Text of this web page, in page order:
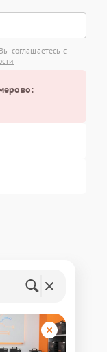
соглашаетесь с